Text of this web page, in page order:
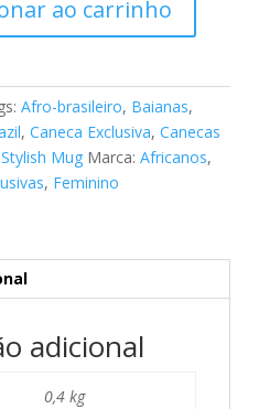
ao carrinho
Afro-brasileiro, Baianas,
, Caneca Exclusiva, Canecas
Stylish Mug Marca: Africanos,
, Feminino
adicional
0,4 kg